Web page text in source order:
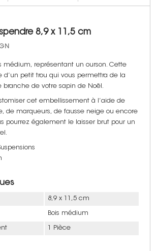
8,9 x 11,5 cm
médium, représentant un ourson. Cette
d’un petit trou qui vous permettra de la
branche de votre sapin de Noël.
cet embellissement à l’aide de
de marqueurs, de fausse neige ou encore
pourrez également le laisser brut pour un
8,9 x 11,5 cm
Bois médium
1 Pièce